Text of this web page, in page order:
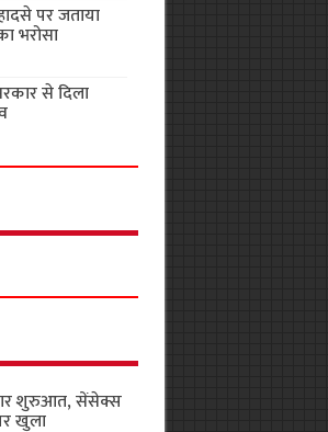
पर जताया
भरोसा
से दिला
शुरुआत, सेंसेक्स
खुला